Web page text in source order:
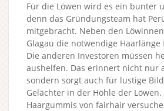
Für die Löwen wird es ein bunter
denn das Gründungsteam hat
mitgebracht. Neben den
Glagau die notwendige
Die anderen Investoren müssen
aushelfen. Das erinnert nicht nur
sondern sorgt auch für lustige
Gelächter in der Höhle der
Haargummis von fairhair